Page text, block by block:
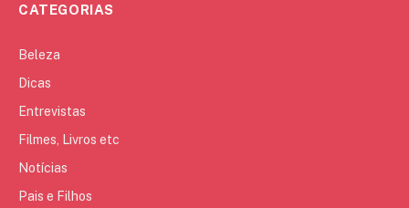
CATEGORIAS
Beleza
Dicas
Entrevistas
Filmes, Livros etc
Notícias
Pais e Filhos